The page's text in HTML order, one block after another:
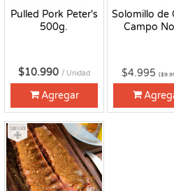
Pulled Pork Peter's
500g.
$10.990 / Unidad
Agregar
Solomillo de
Campo
$4.995
Congelado